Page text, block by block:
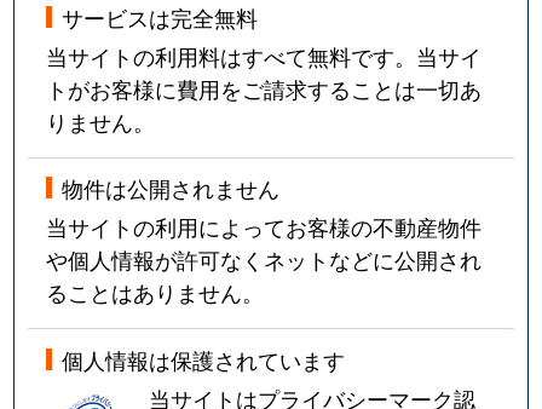
サービスは完全無料
当サイトの利用料はすべて無料です。当サイ
トがお客様に費用をご請求することは一切あ
りません。
物件は公開されません
当サイトの利用によってお客様の不動産物件
や個人情報が許可なくネットなどに公開され
ることはありません。
個人情報は保護されています
当サイトはプライバシーマーク認